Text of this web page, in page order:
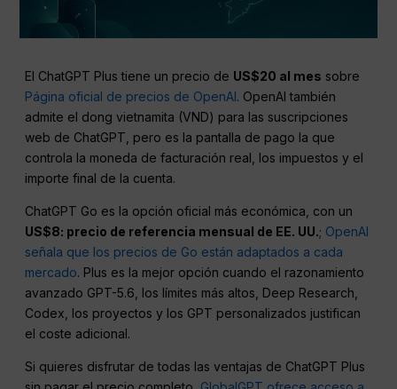
El ChatGPT Plus tiene un precio de US$20 al mes sobre
Página oficial de precios de OpenAI. OpenAI también
admite el dong vietnamita (VND) para las suscripciones
web de ChatGPT, pero es la pantalla de pago la que
controla la moneda de facturación real, los impuestos y el
importe final de la cuenta.
ChatGPT Go es la opción oficial más económica, con un
US$8: precio de referencia mensual de EE. UU.; OpenAI
señala que los precios de Go están adaptados a cada
mercado. Plus es la mejor opción cuando el razonamiento
avanzado GPT-5.6, los límites más altos, Deep Research,
Codex, los proyectos y los GPT personalizados justifican
el coste adicional.
Si quieres disfrutar de todas las ventajas de ChatGPT Plus